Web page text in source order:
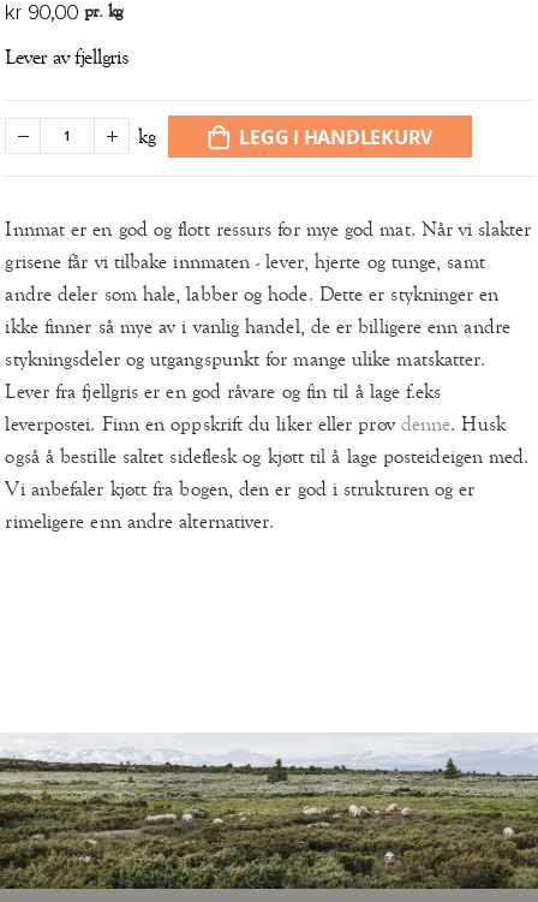
av
bildegalleri
kr 90,00 pr. kg
Lever av fjellgris
kg LEGG I HANDLEKURV
Innmat er en god og flott ressurs for mye god mat. Når vi slakter
grisene får vi tilbake innmaten - lever, hjerte og tunge, samt
andre deler som hale, labber og hode. Dette er stykninger en
ikke finner så mye av i vanlig handel, de er billigere enn andre
stykningsdeler og utgangspunkt for mange ulike matskatter.
Lever fra fjellgris er en god råvare og fin til å lage f.eks
leverpostei. Finn en oppskrift du liker eller prøv denne. Husk
også å bestille saltet sideflesk og kjøtt til å lage posteideigen med.
Vi anbefaler kjøtt fra bogen, den er god i strukturen og er
rimeligere enn andre alternativer.